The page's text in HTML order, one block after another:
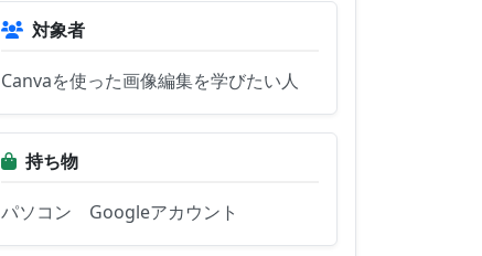
対象者
Canvaを使った画像編集を学びたい人
持ち物
パソコン　Googleアカウント